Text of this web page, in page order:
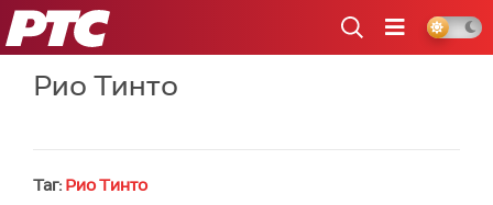
РТС
Рио Тинто
Таг: Рио Тинто